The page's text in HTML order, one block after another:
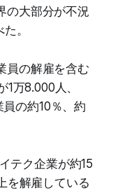
の大部分が不況
。
員の解雇を含む
万8.000人、
の約10％、約
テク企業が約15
を解雇している